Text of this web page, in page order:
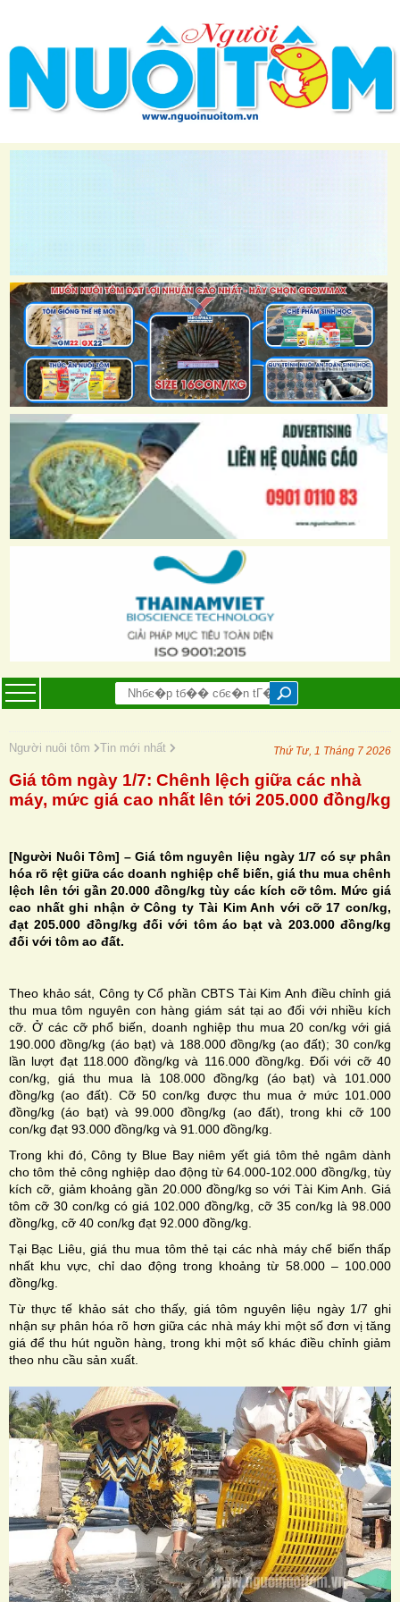
Người nuôi tôm Tin mới nhất Thứ Tư, 1 Tháng 7 2026
Giá tôm ngày 1/7: Chênh lệch giữa các nhà
máy, mức giá cao nhất lên tới 205.000 đồng/kg
[Người Nuôi Tôm] – Giá tôm nguyên liệu ngày 1/7 có sự phân
hóa rõ rệt giữa các doanh nghiệp chế biến, giá thu mua chênh
lệch lên tới gần 20.000 đồng/kg tùy các kích cỡ tôm. Mức giá
cao nhất ghi nhận ở Công ty Tài Kim Anh với cỡ 17 con/kg,
đạt 205.000 đồng/kg đối với tôm áo bạt và 203.000 đồng/kg
đối với tôm ao đất.
Theo khảo sát, Công ty Cổ phần CBTS Tài Kim Anh điều chỉnh giá
thu mua tôm nguyên con hàng giám sát tại ao đối với nhiều kích
cỡ. Ở các cỡ phổ biến, doanh nghiệp thu mua 20 con/kg với giá
190.000 đồng/kg (áo bạt) và 188.000 đồng/kg (ao đất); 30 con/kg
lần lượt đạt 118.000 đồng/kg và 116.000 đồng/kg. Đối với cỡ 40
con/kg, giá thu mua là 108.000 đồng/kg (áo bạt) và 101.000
đồng/kg (ao đất). Cỡ 50 con/kg được thu mua ở mức 101.000
đồng/kg (áo bạt) và 99.000 đồng/kg (ao đất), trong khi cỡ 100
con/kg đạt 93.000 đồng/kg và 91.000 đồng/kg.
Trong khi đó, Công ty Blue Bay niêm yết giá tôm thẻ ngâm dành
cho tôm thẻ công nghiệp dao động từ 64.000-102.000 đồng/kg, tùy
kích cỡ, giảm khoảng gần 20.000 đồng/kg so với Tài Kim Anh. Giá
tôm cỡ 30 con/kg có giá 102.000 đồng/kg, cỡ 35 con/kg là 98.000
đồng/kg, cỡ 40 con/kg đạt 92.000 đồng/kg.
Tại Bạc Liêu, giá thu mua tôm thẻ tại các nhà máy chế biến thấp
nhất khu vực, chỉ dao động trong khoảng từ 58.000 – 100.000
đồng/kg.
Từ thực tế khảo sát cho thấy, giá tôm nguyên liệu ngày 1/7 ghi
nhận sự phân hóa rõ hơn giữa các nhà máy khi một số đơn vị tăng
giá để thu hút nguồn hàng, trong khi một số khác điều chỉnh giảm
theo nhu cầu sản xuất.